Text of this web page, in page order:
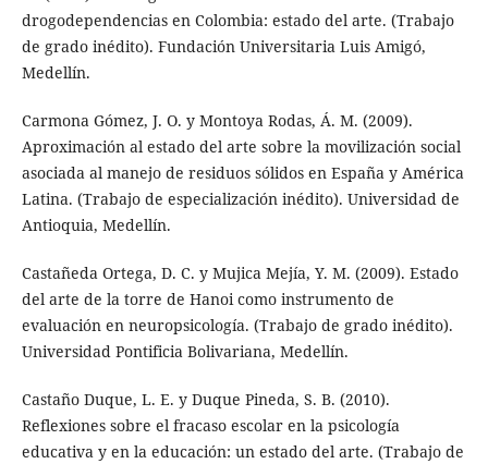
drogodependencias en Colombia: estado del arte. (Trabajo
de grado inédito). Fundación Universitaria Luis Amigó,
Medellín.
Carmona Gómez, J. O. y Montoya Rodas, Á. M. (2009).
Aproximación al estado del arte sobre la movilización social
asociada al manejo de residuos sólidos en España y América
Latina. (Trabajo de especialización inédito). Universidad de
Antioquia, Medellín.
Castañeda Ortega, D. C. y Mujica Mejía, Y. M. (2009). Estado
del arte de la torre de Hanoi como instrumento de
evaluación en neuropsicología. (Trabajo de grado inédito).
Universidad Pontificia Bolivariana, Medellín.
Castaño Duque, L. E. y Duque Pineda, S. B. (2010).
Reflexiones sobre el fracaso escolar en la psicología
educativa y en la educación: un estado del arte. (Trabajo de